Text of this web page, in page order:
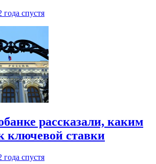
года спустя
рассказали, каким
ключевой ставки
года спустя